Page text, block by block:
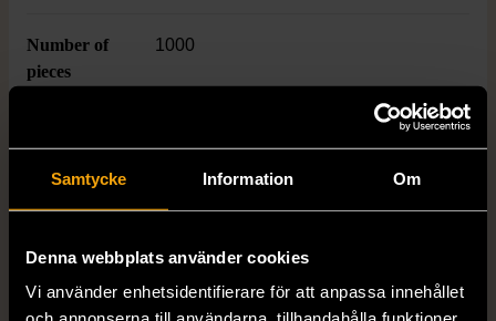
Samtycke Information Om
Denna webbplats använder cookies
Vi använder enhetsidentifierare för att anpassa innehållet
Number of
pieces
1000
Produkten är unik och finns enbart som 1 st i lager.